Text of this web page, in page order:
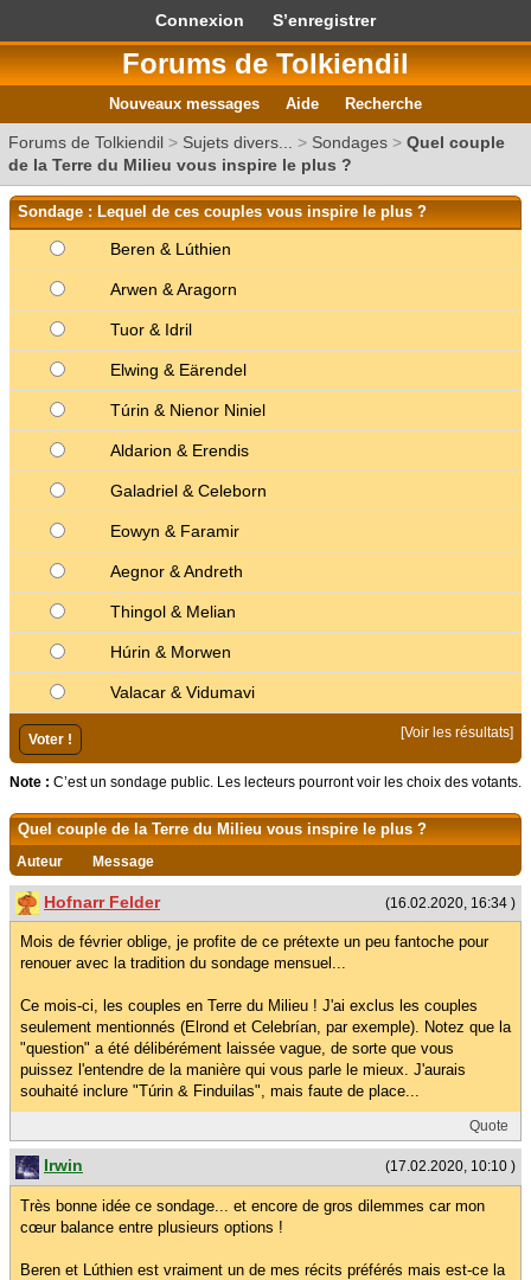
Connexion S’enregistrer
Forums de Tolkiendil
Nouveaux messages Aide Recherche
Forums de Tolkiendil > Sujets divers... > Sondages > Quel couple
de la Terre du Milieu vous inspire le plus ?
Sondage : Lequel de ces couples vous inspire le plus ?
Beren & Lúthien
Arwen & Aragorn
Tuor & Idril
Elwing & Eärendel
Túrin & Nienor Niniel
Aldarion & Erendis
Galadriel & Celeborn
Eowyn & Faramir
Aegnor & Andreth
Thingol & Melian
Húrin & Morwen
Valacar & Vidumavi
[Voir les résultats]
Note : C’est un sondage public. Les lecteurs pourront voir les choix des votants.
Quel couple de la Terre du Milieu vous inspire le plus ?
Auteur Message
(16.02.2020, 16:34 )
Hofnarr Felder
Mois de février oblige, je profite de ce prétexte un peu fantoche pour
renouer avec la tradition du sondage mensuel...
Ce mois-ci, les couples en Terre du Milieu ! J'ai exclus les couples
seulement mentionnés (Elrond et Celebrían, par exemple). Notez que la
"question" a été délibérément laissée vague, de sorte que vous
puissez l'entendre de la manière qui vous parle le mieux. J'aurais
souhaité inclure "Túrin & Finduilas", mais faute de place...
Quote
(17.02.2020, 10:10 )
Irwin
Très bonne idée ce sondage... et encore de gros dilemmes car mon
cœur balance entre plusieurs options !
Beren et Lúthien est vraiment un de mes récits préférés mais est-ce la